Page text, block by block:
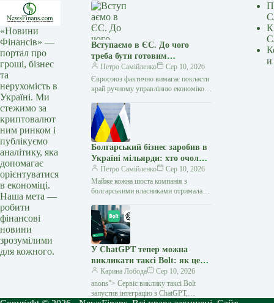
«Новини
Фінансів» —
портал про
гроші, бізнес
та
нерухомість в
Україні. Ми
стежимо за
криптовалют
ним ринком і
публікуємо
аналітику, яка
допомагає
орієнтуватися
в економіці.
Наша мета —
робити
фінансові
новини
зрозумілими
для кожного.
Вступаємо в ЄС. До чого
треба бути готовим
громадянам та бізнесу.
Частина 3
Петро Самійленко
Сер 10, 2026
Євросоюз фактично вимагає покласти
край ручному управлінню економікою.
Угорщина вчергове заблокувала
результати скринінгу переговорних
кластерів…
Болгарський бізнес заробив в
Україні мільярди: хто очолив
рейтинг
Петро Самійленко
Сер 10, 2026
Майже кожна шоста компанія з
болгарськими власниками отримала
Україні зареєстровано 256 компаній…
У ChatGPT тепер можна
викликати таксі Bolt: як це
працює — Мінфін
Карина Лобода
Сер 10, 2026
anons”> Сервіс виклику таксі Bolt
запустив інтеграцію з ChatGPT,
и